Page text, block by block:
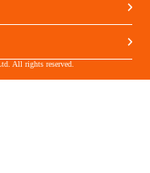
All rights reserved.